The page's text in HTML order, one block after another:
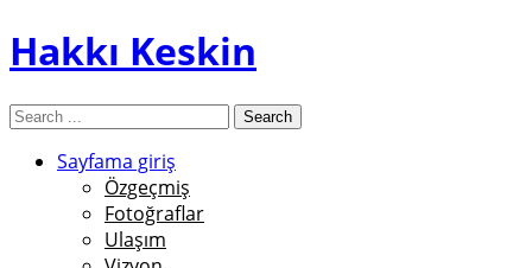
Hakkı Keskin
Sayfama giriş
Özgeçmiş
Fotoğraflar
Ulaşım